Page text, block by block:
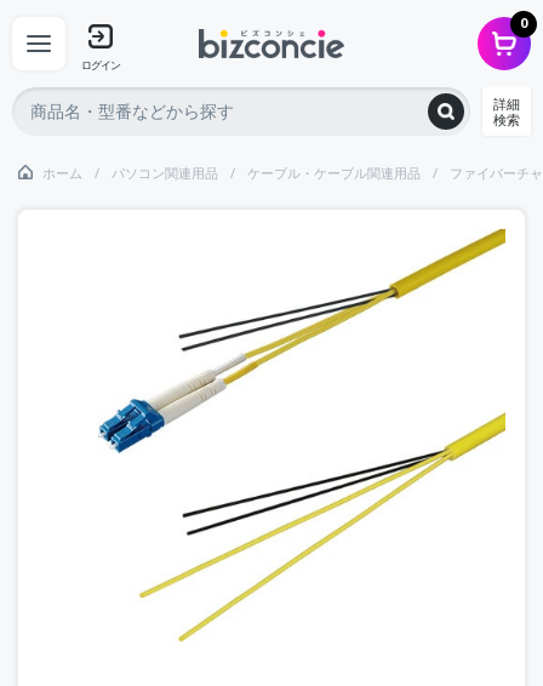
ログイン
0
詳細
検索
ホーム パソコン関連用品 ケーブル・ケーブル関連用品 ファイバーチ